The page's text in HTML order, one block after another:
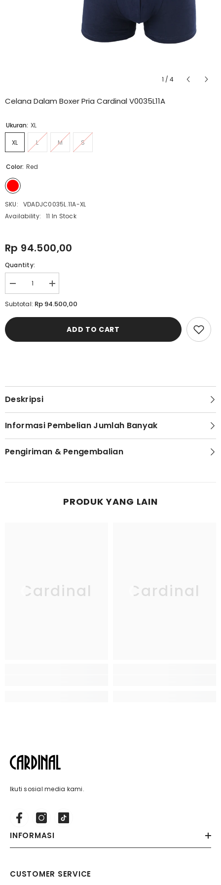
1 / 4
Celana Dalam Boxer Pria Cardinal V0035L11A
Ukuran: XL
XL L M S
Color: Red
SKU:
VDADJC0035L.11A-XL
Availability:
11 In Stock
Rp 94.500,00
Quantity:
Decrease
quantity
for
Dalam
Cardinal
Increase
quantity
for
Celana
Dalam
Subtotal: Rp 94.500,00
ADD TO CART
Deskripsi
Informasi Pembelian Jumlah Banyak
Pengiriman & Pengembalian
PRODUK YANG LAIN
Cardinal Cardinal
Ikuti sosial media kami.
INFORMASI
CUSTOMER SERVICE